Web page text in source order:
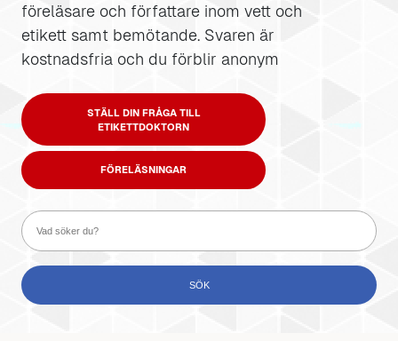
föreläsare och författare inom vett och
etikett samt bemötande. Svaren är
kostnadsfria och du förblir anonym
STÄLL DIN FRÅGA TILL
ETIKETTDOKTORN
FÖRELÄSNINGAR